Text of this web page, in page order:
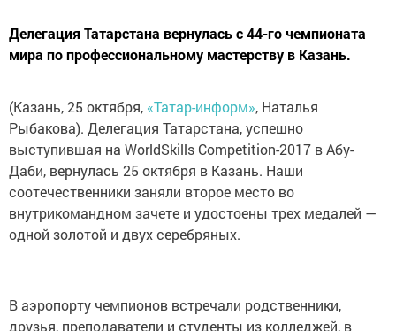
Делегация Татарстана вернулась с 44-го чемпионата
мира по профессиональному мастерству в Казань.
(Казань, 25 октября, «Татар-информ», Наталья
Рыбакова). Делегация Татарстана, успешно
выступившая на WorldSkills Competition-2017 в Абу-
Даби, вернулась 25 октября в Казань. Наши
соотечественники заняли второе место во
внутрикомандном зачете и удостоены трех медалей —
одной золотой и двух серебряных.